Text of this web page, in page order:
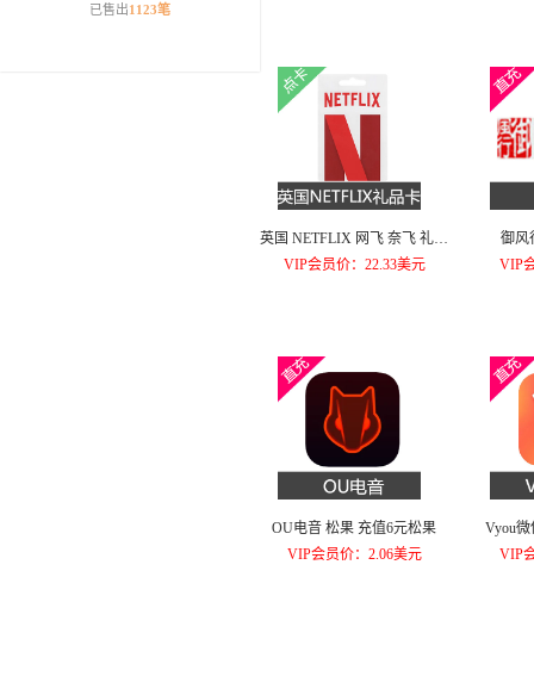
已售出1123笔
英国 NETFLIX 网飞 奈飞 礼品
卡 预付卡15英镑
VIP会员价：22.33美元
御风
VIP
OU电音 松果 充值6元松果
VIP会员价：2.06美元
Vyou
VIP